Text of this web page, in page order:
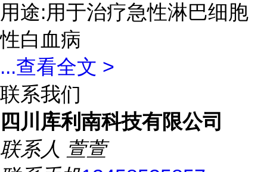
用途:用于治疗急性淋巴细胞
性白血病
...查看全文 >
联系我们
四川库利南科技有限公司
联系人 萱萱